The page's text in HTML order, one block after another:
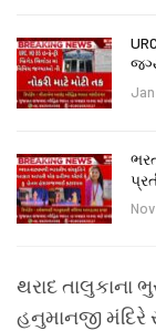
Jan
થરાદ તાલુકાના
હનુમાનજી મંદિરે